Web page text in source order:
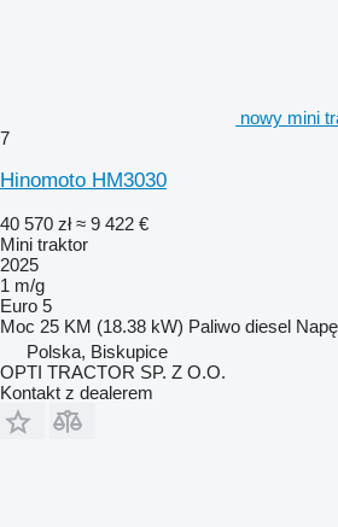
nowy mini
7
Hinomoto HM3030
40 570 zł ≈ 9 422 €
Mini traktor
2025
1 m/g
Euro 5
Moc 25 KM (18.38 kW) Paliwo diesel
Polska, Biskupice
OPTI TRACTOR SP. Z O.O.
Kontakt z dealerem